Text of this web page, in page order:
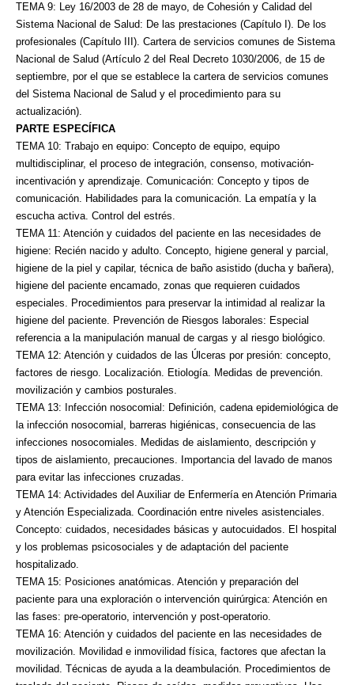
TEMA 9: Ley 16/2003 de 28 de mayo, de Cohesión y Calidad del
Sistema Nacional de Salud: De las prestaciones (Capítulo I). De los
profesionales (Capítulo III). Cartera de servicios comunes de Sistema
Nacional de Salud (Artículo 2 del Real Decreto 1030/2006, de 15 de
septiembre, por el que se establece la cartera de servicios comunes
del Sistema Nacional de Salud y el procedimiento para su
actualización).
PARTE ESPECÍFICA
TEMA 10: Trabajo en equipo: Concepto de equipo, equipo
multidisciplinar, el proceso de integración, consenso, motivación-
incentivación y aprendizaje. Comunicación: Concepto y tipos de
comunicación. Habilidades para la comunicación. La empatía y la
escucha activa. Control del estrés.
TEMA 11: Atención y cuidados del paciente en las necesidades de
higiene: Recién nacido y adulto. Concepto, higiene general y parcial,
higiene de la piel y capilar, técnica de baño asistido (ducha y bañera),
higiene del paciente encamado, zonas que requieren cuidados
especiales. Procedimientos para preservar la intimidad al realizar la
higiene del paciente. Prevención de Riesgos laborales: Especial
referencia a la manipulación manual de cargas y al riesgo biológico.
TEMA 12: Atención y cuidados de las Úlceras por presión: concepto,
factores de riesgo. Localización. Etiología. Medidas de prevención.
movilización y cambios posturales.
TEMA 13: Infección nosocomial: Definición, cadena epidemiológica de
la infección nosocomial, barreras higiénicas, consecuencia de las
infecciones nosocomiales. Medidas de aislamiento, descripción y
tipos de aislamiento, precauciones. Importancia del lavado de manos
para evitar las infecciones cruzadas.
TEMA 14: Actividades del Auxiliar de Enfermería en Atención Primaria
y Atención Especializada. Coordinación entre niveles asistenciales.
Concepto: cuidados, necesidades básicas y autocuidados. El hospital
y los problemas psicosociales y de adaptación del paciente
hospitalizado.
TEMA 15: Posiciones anatómicas. Atención y preparación del
paciente para una exploración o intervención quirúrgica: Atención en
las fases: pre-operatorio, intervención y post-operatorio.
TEMA 16: Atención y cuidados del paciente en las necesidades de
movilización. Movilidad e inmovilidad física, factores que afectan la
movilidad. Técnicas de ayuda a la deambulación. Procedimientos de